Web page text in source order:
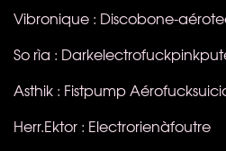
Vibronique : Discobone-
So rìa :
Asthik : Fistpump
Herr.Ektor : Electrorienàfoutre